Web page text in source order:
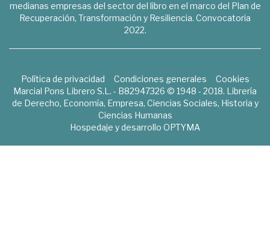
medianas empresas del sector del libro en el marco del Plan de
Recuperación, Transformación y Resiliencia. Convocatoria
2022.
Política de privacidad Condiciones generales
Cookies
Marcial Pons Librero S.L. - B82947326 © 1948 - 2018. Librería
de Derecho, Economía, Empresa, Ciencias Sociales, Historia y
Ciencias Humanas
Hospedaje y desarrollo OPTYMA